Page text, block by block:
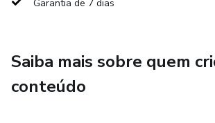
Garantia de 7 dias
Saiba mais sobre quem
conteúdo